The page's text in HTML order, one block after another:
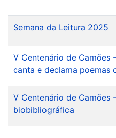
Semana da Leitura 2025
V Centenário de Camões
canta e declama poemas
V Centenário de Camões
biobibliográfica